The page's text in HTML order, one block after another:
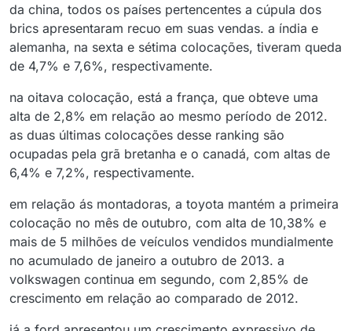
da china, todos os países pertencentes a cúpula dos
brics apresentaram recuo em suas vendas. a índia e
alemanha, na sexta e sétima colocações, tiveram queda
de 4,7% e 7,6%, respectivamente.
na oitava colocação, está a frança, que obteve uma
alta de 2,8% em relação ao mesmo período de 2012.
as duas últimas colocações desse ranking são
ocupadas pela grã bretanha e o canadá, com altas de
6,4% e 7,2%, respectivamente.
em relação ás montadoras, a toyota mantém a primeira
colocação no mês de outubro, com alta de 10,38% e
mais de 5 milhões de veículos vendidos mundialmente
no acumulado de janeiro a outubro de 2013. a
volkswagen continua em segundo, com 2,85% de
crescimento em relação ao comparado de 2012.